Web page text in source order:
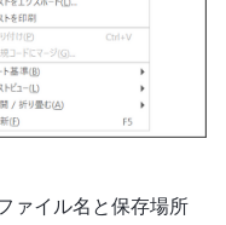
ァイル名と保存場所